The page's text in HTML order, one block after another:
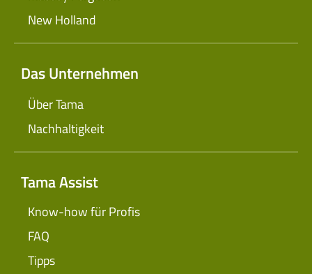
New Holland
Das Unternehmen
Über Tama
Nachhaltigkeit
Tama Assist
Know-how für Profis
FAQ
Tipps